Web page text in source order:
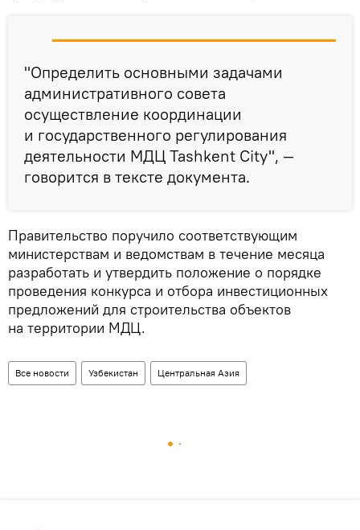
"Определить основными задачами
административного совета
осуществление координации
и государственного регулирования
деятельности МДЦ Tashkent City", —
говорится в тексте документа.
Правительство поручило соответствующим
министерствам и ведомствам в течение месяца
разработать и утвердить положение о порядке
проведения конкурса и отбора инвестиционных
предложений для строительства объектов
на территории МДЦ.
Все новости Узбекистан Центральная Азия